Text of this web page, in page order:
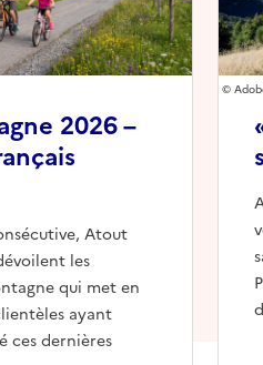
2026 –
Atout
les
qui met en
ayant
ces dernières